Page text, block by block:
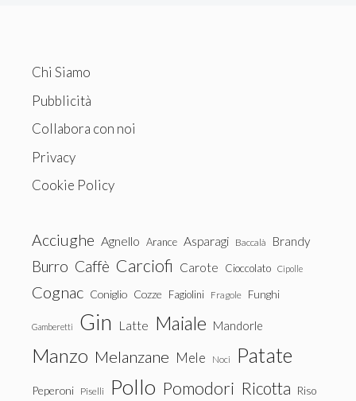
Chi Siamo
Pubblicità
Collabora con noi
Privacy
Cookie Policy
Acciughe Agnello Arance Asparagi Baccalà Brandy
Burro Caffè Carciofi Carote Cioccolato Cipolle
Cognac Coniglio Cozze Fagiolini Fragole Funghi
Gamberetti Gin Latte Maiale Mandorle
Manzo Melanzane Mele Noci Patate
Peperoni Piselli Pollo Pomodori Ricotta Riso